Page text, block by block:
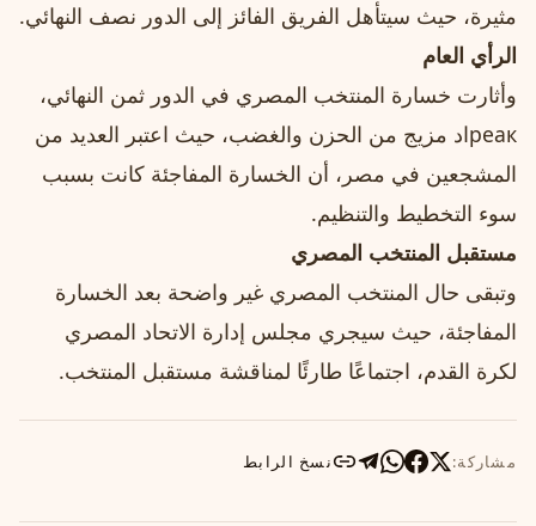
مثيرة، حيث سيتأهل الفريق الفائز إلى الدور نصف النهائي.
الرأي العام
وأثارت خسارة المنتخب المصري في الدور ثمن النهائي،
реакاد مزيج من الحزن والغضب، حيث اعتبر العديد من
المشجعين في مصر، أن الخسارة المفاجئة كانت بسبب
سوء التخطيط والتنظيم.
مستقبل المنتخب المصري
وتبقى حال المنتخب المصري غير واضحة بعد الخسارة
المفاجئة، حيث سيجري مجلس إدارة الاتحاد المصري
لكرة القدم، اجتماعًا طارئًا لمناقشة مستقبل المنتخب.
مشاركة: نسخ الرابط